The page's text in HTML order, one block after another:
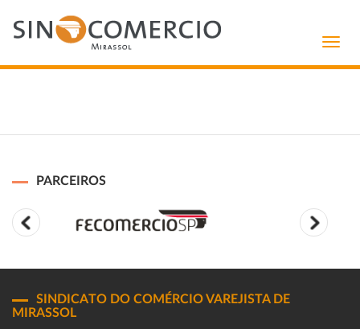
PARCEIROS
SINDICATO DO COMÉRCIO VAREJISTA DE
MIRASSOL